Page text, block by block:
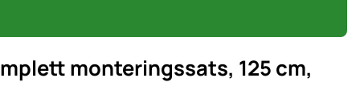
monteringssats, 125 cm,